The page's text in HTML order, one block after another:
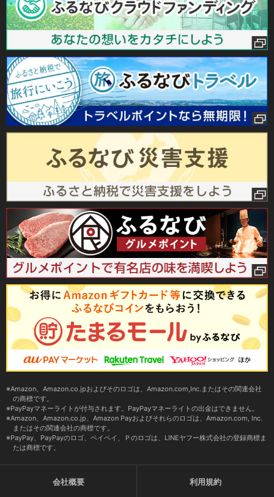
Amazon、Amazon.co.jpおよびそのロゴは、Amazon.com,Inc.またはその関連会社
の商標です。
PayPayマネーライトが付与されます。PayPayマネーライトの出金はできません。
Amazon、Amazon.co.jp、Amazon Payおよびそれらのロゴは、Amazon.com, Inc.
またはその関連会社の商標です。
PayPay、PayPayのロゴ、ペイペイ、Ｐのロゴは、LINEヤフー株式会社の登録商標ま
たは商標です。
会社概要 利用規約